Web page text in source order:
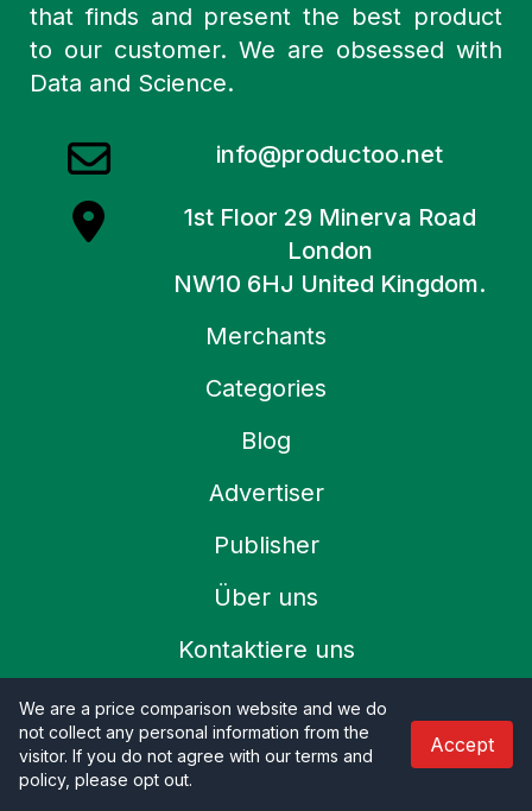
that finds and present the best product
to our customer. We are obsessed with
Data and Science.
info@productoo.net
1st Floor 29 Minerva Road
London
NW10 6HJ United Kingdom.
Merchants
Categories
Blog
Advertiser
Publisher
Über uns
Kontaktiere uns
Refund Policy
Datenschutz-Bestimmungen
We are a price comparison website and we do
not collect any personal information from the
visitor. If you do not agree with our terms and
policy, please opt out.
Accept